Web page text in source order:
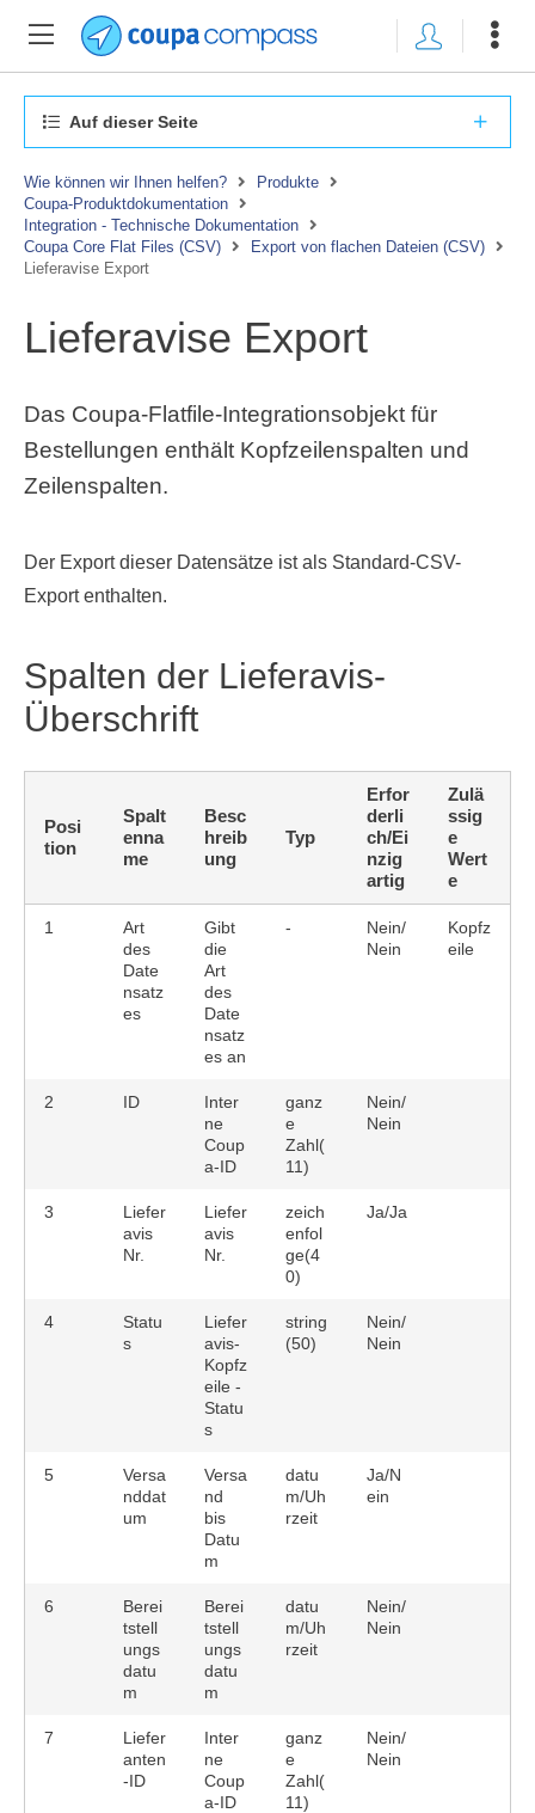
Auf dieser Seite
Wie können wir Ihnen helfen?
Produkte
Coupa-Produktdokumentation
Integration - Technische Dokumentation
Coupa Core Flat Files (CSV)
Export von flachen Dateien (CSV)
Lieferavise Export
Lieferavise Export
Das Coupa-Flatfile-Integrationsobjekt für
Bestellungen enthält Kopfzeilenspalten und
Zeilenspalten.
Der Export dieser Datensätze ist als Standard-CSV-
Export enthalten.
Spalten der Lieferavis-
Überschrift
Posi
tion
Spalt
enna
me
Besc
hreib
ung
Typ
Erfor
derli
ch/Ei
nzig
artig
Zulä
ssig
e
Wert
e
1
Art
des
Date
nsatz
es
Gibt
die
Art
des
Date
nsatz
es an
-
Nein/
Nein
Kopfz
eile
2 ID
Inter
ne
Coup
a-ID
ganz
e
Zahl(
11)
Nein/
Nein
3
Liefer
avis
Nr.
Liefer
avis
Nr.
zeich
enfol
ge(4
0)
Ja/Ja
4
Statu
s
Liefer
avis-
Kopfz
eile -
Statu
s
string
(50)
Nein/
Nein
5
Versa
nddat
um
Versa
nd
bis
Datu
m
datu
m/Uh
rzeit
Ja/N
ein
6
Berei
tstell
ungs
datu
m
Berei
tstell
ungs
datu
m
datu
m/Uh
rzeit
Nein/
Nein
7
Liefer
anten
-ID
Inter
ne
Coup
a-ID
ganz
e
Zahl(
11)
Nein/
Nein